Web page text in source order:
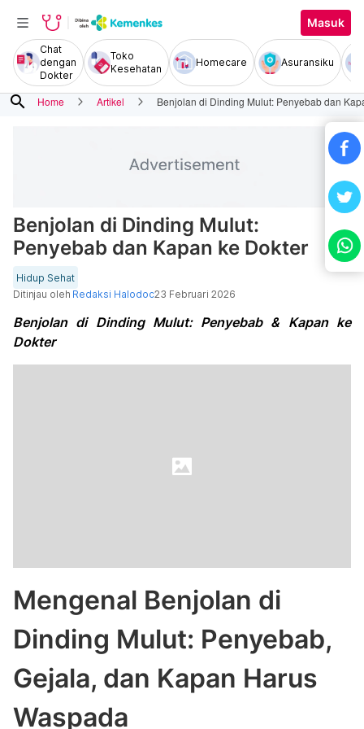
Masuk
Chat
dengan
Dokter
Toko
Kesehatan
Homecare Asuransiku
search Home Artikel Benjolan di Dinding Mulut: Penyebab dan
Benjolan di Dinding Mulut:
Penyebab dan Kapan ke Dokter
Hidup Sehat
Ditinjau oleh Redaksi Halodoc23 Februari 2026
Benjolan di Dinding Mulut: Penyebab & Kapan ke
Dokter
Mengenal Benjolan di
Dinding Mulut: Penyebab,
Gejala, dan Kapan Harus
Waspada